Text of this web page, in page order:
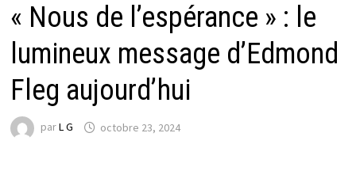
« Nous de l’espérance » : le
lumineux message d’Edmond
Fleg aujourd’hui
parL G octobre 23, 2024